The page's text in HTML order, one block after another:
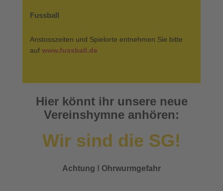
Fussball
Anstosszeiten und Spielorte entnehmen Sie bitte
auf www.fussball.de
Hier könnt ihr unsere neue
Vereinshymne anhören:
Wir sind die SG!
Achtung ! Ohrwurmgefahr